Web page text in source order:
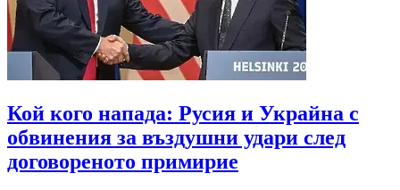
Кой кого напада: Русия и Украйна с
обвинения за въздушни удари след
договореното примирие